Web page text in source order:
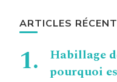
ARTICLES
Habillage
pourquoi